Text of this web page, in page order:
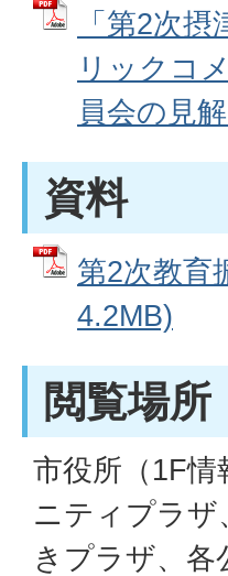
「第2次
リックコ
員会の見
資料
第2次教育
4.2MB)
閲覧場所
市役所（1F
ニティプラ
きプラザ、各